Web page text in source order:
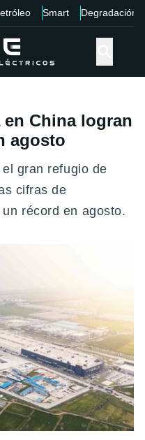
Smart Degradación
en China logran
agosto
gran refugio de
cifras de
récord en agosto.